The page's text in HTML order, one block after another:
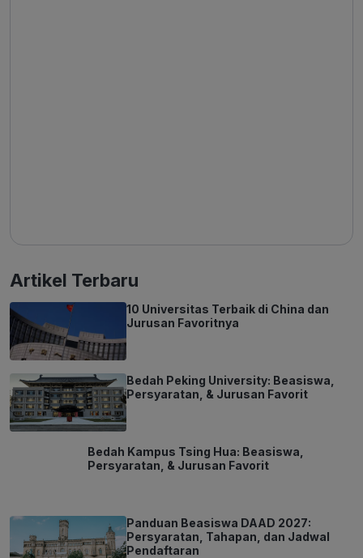
Artikel Terbaru
10 Universitas Terbaik di China dan
Jurusan Favoritnya
Bedah Peking University: Beasiswa,
Persyaratan, & Jurusan Favorit
Bedah Kampus Tsing Hua: Beasiswa,
Persyaratan, & Jurusan Favorit
Panduan Beasiswa DAAD 2027:
Persyaratan, Tahapan, dan Jadwal
Pendaftaran